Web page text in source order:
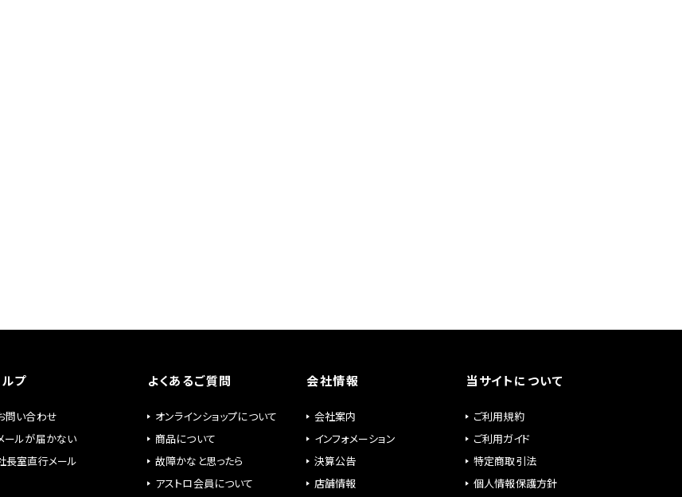
プ
問い合わせ
ールが届かない
長室直行メール
よくあるご質問
オンラインショップについて
商品について
故障かなと思ったら
アストロ会員について
会社情報
会社案内
インフォメーション
決算公告
店舗情報
当サイトについて
ご利用規約
ご利用ガイド
特定商取引法
個人情報保護方針